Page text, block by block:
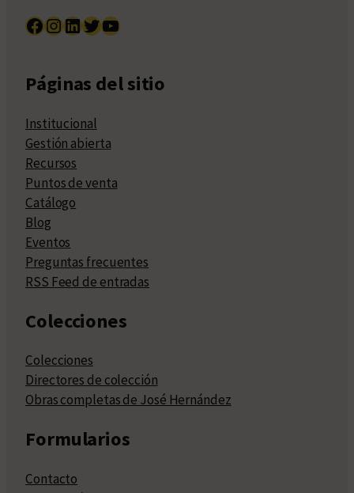
Facebook InstagramLinkedIn Twitter YouTube
Páginas del sitio
Institucional
Gestión abierta
Recursos
Puntos de venta
Catálogo
Blog
Eventos
Preguntas frecuentes
RSS Feed de entradas
Colecciones
Colecciones
Directores de colección
Obras completas de José Hernández
Formularios
Contacto